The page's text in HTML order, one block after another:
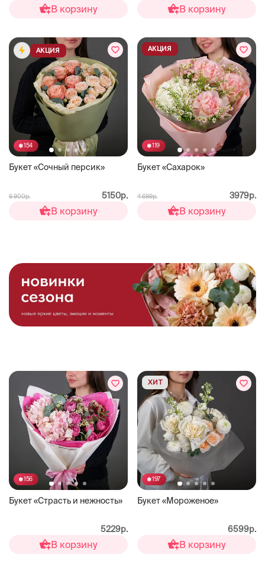
В корзину В корзину
154
Букет «Сочный персик»
АКЦИЯ
6 900р. 5150р.
В корзину
119
Букет «Сахарок»
АКЦИЯ
4 699р. 3979р.
В корзину
156
Букет «Страсть и нежность»
5229р.
В корзину
197
Букет «Мороженое»
ХИТ
6599р.
В корзину